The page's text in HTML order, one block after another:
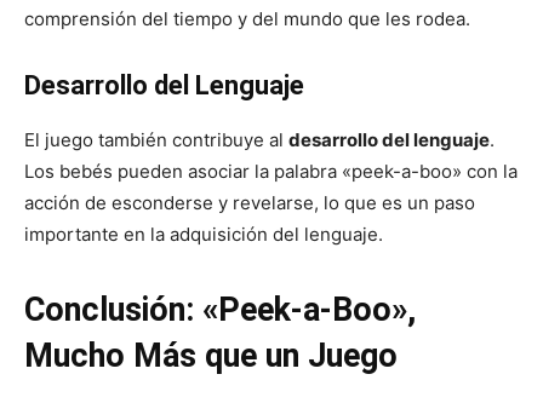
comprensión del tiempo y del mundo que les rodea.
Desarrollo del Lenguaje
El juego también contribuye al desarrollo del lenguaje.
Los bebés pueden asociar la palabra «peek-a-boo» con la
acción de esconderse y revelarse, lo que es un paso
importante en la adquisición del lenguaje.
Conclusión: «Peek-a-Boo»,
Mucho Más que un Juego